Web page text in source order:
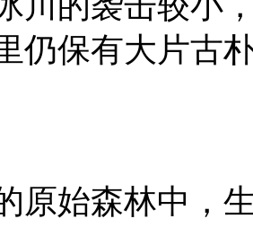
仍保有大片古
原始森林中，